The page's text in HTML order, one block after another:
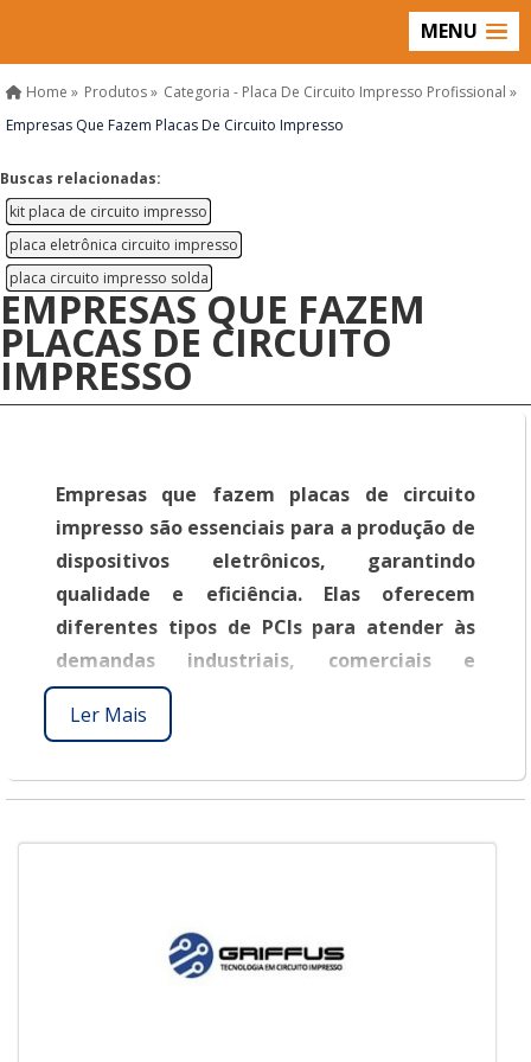
MENU
Home » Produtos » Categoria - Placa De Circuito Impresso Profissional »
Empresas Que Fazem Placas De Circuito Impresso
Buscas relacionadas:
kit placa de circuito impresso
placa eletrônica circuito impresso
placa circuito impresso solda
EMPRESAS QUE FAZEM
PLACAS DE CIRCUITO
IMPRESSO
Empresas que fazem placas de circuito
impresso são essenciais para a produção de
dispositivos eletrônicos, garantindo
qualidade e eficiência. Elas oferecem
diferentes tipos de PCIs para atender às
demandas industriais, comerciais e
tecnológicas, proporcionando
confiabilidade e desempenho elevado nos
PLACAS DE CIRCUITO IMPRESSO?
impresso desempenham um papel
fundamental na indústria eletrônica. Essas
Ler Mais